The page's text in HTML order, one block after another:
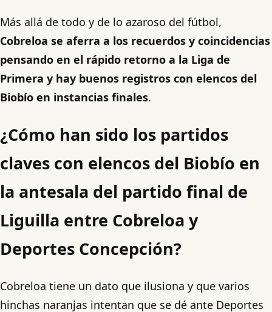
Más allá de todo y de lo azaroso del fútbol,
Cobreloa se aferra a los recuerdos y coincidencias
pensando en el rápido retorno a la Liga de
Primera y hay buenos registros con elencos del
Biobío en instancias finales.
¿Cómo han sido los partidos
claves con elencos del Biobío en
la antesala del partido final de
Liguilla entre Cobreloa y
Deportes Concepción?
Cobreloa tiene un dato que ilusiona y que varios
hinchas naranjas intentan que se dé ante Deportes